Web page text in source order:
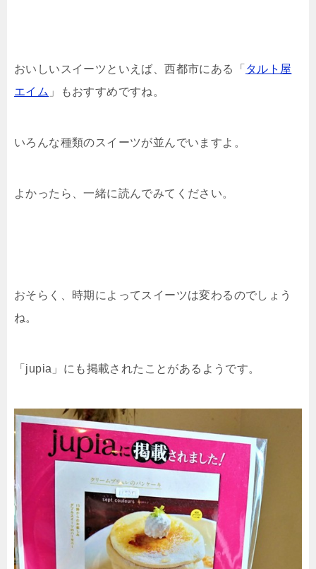
おいしいスイーツといえば、西都市にある「 タルト屋
エイム 」もおすすめですね。
いろんな種類のスイーツが並んでいますよ。
よかったら、一緒に読んでみてください。
おそらく、時期によってスイーツは変わるのでしょう
ね。
「jupia」にも掲載されたことがあるようです。